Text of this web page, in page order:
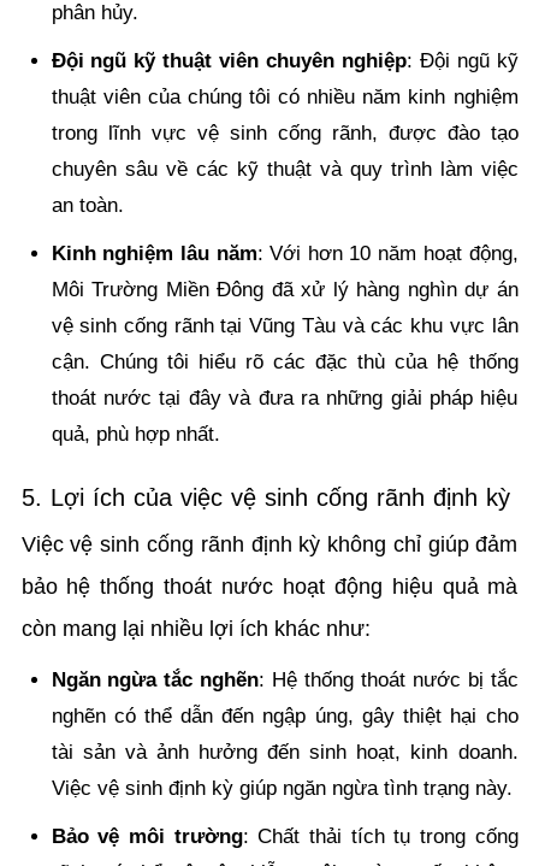
phân hủy.
Đội ngũ kỹ thuật viên chuyên nghiệp: Đội ngũ kỹ
thuật viên của chúng tôi có nhiều năm kinh nghiệm
trong lĩnh vực vệ sinh cống rãnh, được đào tạo
chuyên sâu về các kỹ thuật và quy trình làm việc
an toàn.
Kinh nghiệm lâu năm: Với hơn 10 năm hoạt động,
Môi Trường Miền Đông đã xử lý hàng nghìn dự án
vệ sinh cống rãnh tại Vũng Tàu và các khu vực lân
cận. Chúng tôi hiểu rõ các đặc thù của hệ thống
thoát nước tại đây và đưa ra những giải pháp hiệu
quả, phù hợp nhất.
5. Lợi ích của việc vệ sinh cống rãnh định kỳ
Việc vệ sinh cống rãnh định kỳ không chỉ giúp đảm
bảo hệ thống thoát nước hoạt động hiệu quả mà
còn mang lại nhiều lợi ích khác như:
Ngăn ngừa tắc nghẽn: Hệ thống thoát nước bị tắc
nghẽn có thể dẫn đến ngập úng, gây thiệt hại cho
tài sản và ảnh hưởng đến sinh hoạt, kinh doanh.
Việc vệ sinh định kỳ giúp ngăn ngừa tình trạng này.
Bảo vệ môi trường: Chất thải tích tụ trong cống